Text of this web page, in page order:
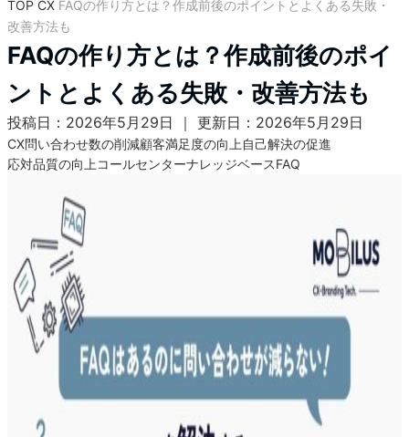
TOP CX FAQの作り方とは？作成前後のポイントとよくある失敗・
改善方法も
FAQの作り方とは？作成前後のポイ
ントとよくある失敗・改善方法も
投稿日：2026年5月29日 ｜ 更新日：2026年5月29日
CX問い合わせ数の削減顧客満足度の向上 自己解決の促進
応対品質の向上 コールセンターナレッジベースFAQ